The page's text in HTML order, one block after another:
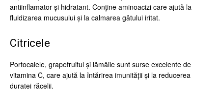
antiinflamator și hidratant. Conține aminoacizi care ajută la
fluidizarea mucusului și la calmarea gâtului iritat.
Citricele
Portocalele, grapefruitul și lămâile sunt surse excelente de
vitamina C, care ajută la întărirea imunității și la reducerea
duratei răcelii.